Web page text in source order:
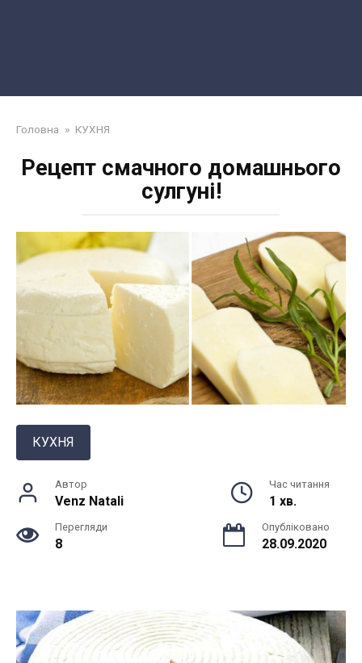
Головна » КУХНЯ
Рецепт смачного домашнього
сулгуні!
КУХНЯ
Автор
Venz Natali
Час читання
1 хв.
Перегляди
8
Опубліковано
28.09.2020